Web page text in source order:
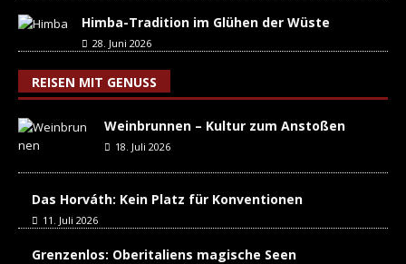
Himba-Tradition im Glühen der Wüste
28. Juni 2026
REISEN MIT GENUSS
Weinbrunnen – Kultur zum Anstoßen
18. Juli 2026
Das Horváth: Kein Platz für Konventionen
11. Juli 2026
Grenzenlos: Oberitaliens magische Seen